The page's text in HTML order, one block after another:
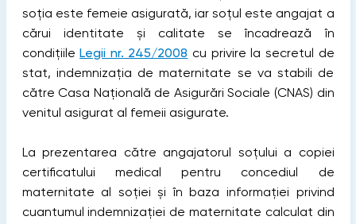
soția este femeie asigurată, iar soțul este angajat a
cărui identitate și calitate se încadrează în
condițiileLegii nr. 245/2008 cu privire la secretul de
stat, indemnizația de maternitate se va stabili de
către Casa Națională de Asigurări Sociale (CNAS) din
venitul asigurat al femeii asigurate.
La prezentarea către angajatorul soțului a copiei
certificatului medical pentru concediul de
maternitate al soției și în baza informației privind
cuantumul indemnizației de maternitate calculat din